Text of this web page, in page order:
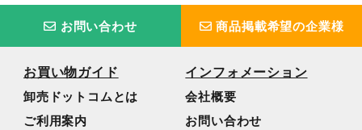
お問い合わせ 商品掲載希望の企業様
お買い物ガイド
卸売ドットコムとは
ご利用案内
インフォメーション
会社概要
お問い合わせ